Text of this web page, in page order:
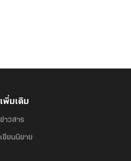
เพิ่มเติม
ข่าวสาร
เขียนนิยาย